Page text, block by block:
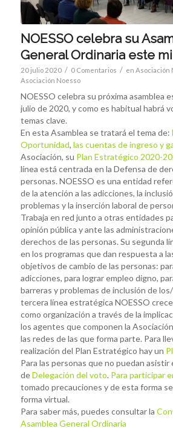
NOESSO celebra su
General Ordinaria este
20 julio 2020 / 0 Comentarios / en Asociación
Asociación Noesso
NOESSO celebra su próxima asamblea
julio de 2020, y como es habitual habrá
temas clave.
En esta Asamblea se tratará el tema de:
Oportunidad, las cuentas de ingreso y
Asociación, su Plan Estratégico 2020-
línea está centrada en la Defensa de
personas. NOESSO es una entidad
de la atención a las adicciones, la
problemas y la inserción laboral de
Trabaja en red junto a otras entidades
opinión pública y ante las
derechos de las personas. Su segunda
en los programas que dan respuesta a
objetivos de cambio de las personas:
adicciones, para lograr empleo digno,
barreras y problemas de inclusión de
tercera línea estratégica NOESSO
como organización a través de la
los agentes que componen la
las redes de las que forma parte. Para
realización del Plan Estratégico hay un
Para las personas que no puedan
deDelegación del voto. Para participar
tomado precauciones y de esta forma
forma virtual.
Para saber más, puedes consultar la
Asamblea General Ordinaria